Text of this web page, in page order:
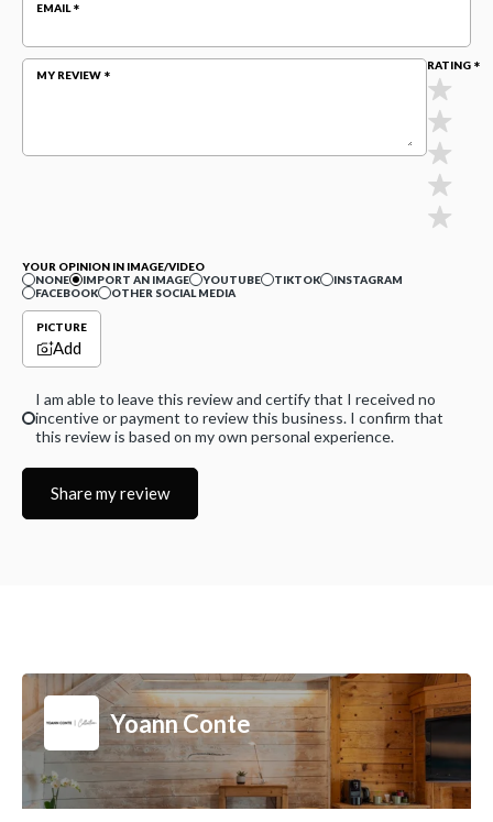
EMAIL
MY REVIEW
RATING
YOUR OPINION IN IMAGE/VIDEO
NONE
IMPORT AN IMAGE YOUTUBE TIKTOK
INSTAGRAM
FACEBOOK
OTHER SOCIAL MEDIA
PICTURE
Add
I am able to leave this review and certify that I received no
incentive or payment to review this business. I confirm that
this review is based on my own personal experience.
Share my review
Yoann Conte